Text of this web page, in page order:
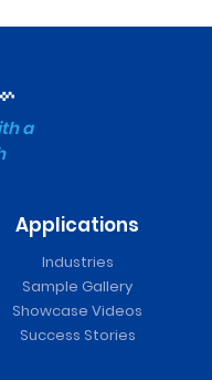
a
Applications
Industries
Sample Gallery
Showcase Videos
Success Stories